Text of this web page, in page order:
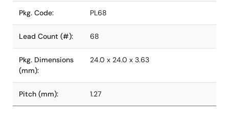
Pkg. Code: PL68
Lead Count (#): 68
Pkg. Dimensions
(mm):
24.0 x 24.0 x 3.63
Pitch (mm): 1.27